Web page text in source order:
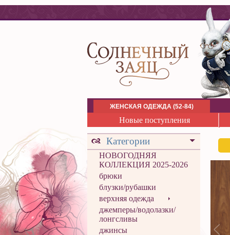
ЖЕНСКАЯ ОДЕЖДА (52-84)
Новые поступления
Категории
НОВОГОДНЯЯ
КОЛЛЕКЦИЯ 2025-2026
брюки
блузки/рубашки
верхняя одежда
джемперы/водолазки/
лонгсливы
джинсы